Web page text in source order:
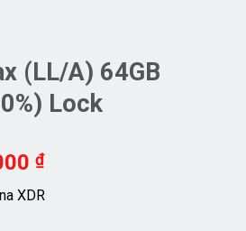
(LL/A) 64GB
Lock
₫Giá
tại
XDR